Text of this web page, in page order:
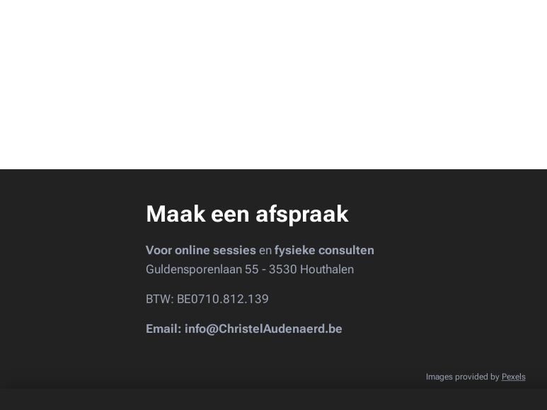
Maak een afspraak
Voor online sessiesen fysieke consulten
Guldensporenlaan 55 - 3530 Houthalen
BTW: BE0710.812.139
Email: info@ChristelAudenaerd.be
Images provided by Pexels